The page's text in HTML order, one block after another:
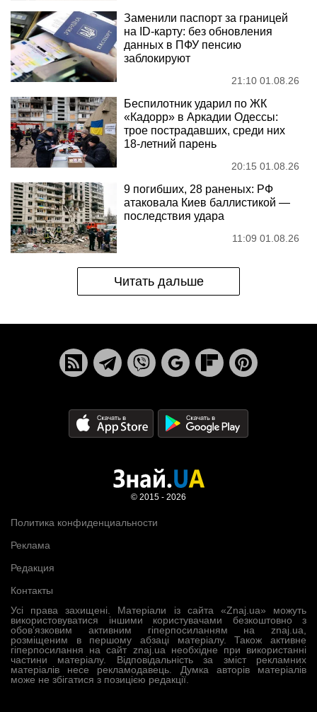
Заменили паспорт за границей
на ID-карту: без обновления
данных в ПФУ пенсию
заблокируют
21:10 01.08.26
Беспилотник ударил по ЖК
«Кадорр» в Аркадии Одессы:
трое пострадавших, среди них
18-летний парень
20:15 01.08.26
9 погибших, 28 раненых: РФ
атаковала Киев баллистикой —
последствия удара
11:09 01.08.26
Читать дальше
Усі права захищені. Матеріали із сайта «Znaj.ua» можуть
використовуватися іншими користувачами безкоштовно з
обов’язковим активним гіперпосиланням на znaj.ua,
розміщеним в першому абзаці матеріалу. Також активне
гіперпосилання на сайт znaj.ua необхідне при використанні
частини матеріалу. Відповідальність за зміст рекламних
матеріалів несе рекламодавець. Думка авторів матеріалів
може не збігатися з позицією редакції.
Политика конфиденциальности
Реклама
Редакция
Контакты
© 2015 - 2026